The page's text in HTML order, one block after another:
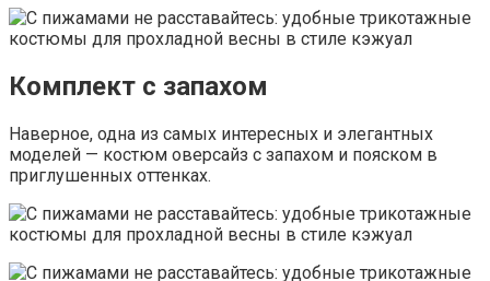
Комплект с запахом
Наверное, одна из самых интересных и элегантных
моделей — костюм оверсайз с запахом и пояском в
приглушенных оттенках.